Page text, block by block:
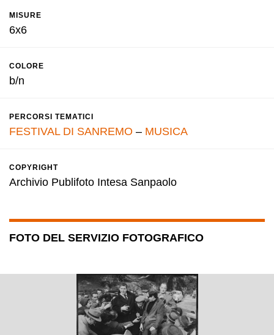
MISURE
6x6
COLORE
b/n
PERCORSI TEMATICI
FESTIVAL DI SANREMO – MUSICA
COPYRIGHT
Archivio Publifoto Intesa Sanpaolo
FOTO DEL SERVIZIO FOTOGRAFICO